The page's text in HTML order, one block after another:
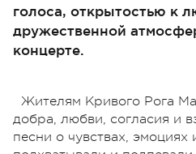
голоса, открытостью к
дружественной
концерте.
Жителям Кривого Рога
добра, любви, согласия и
песни о чувствах, эмоциях